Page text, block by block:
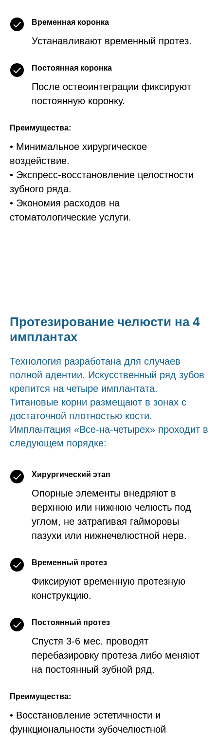
Временная коронка
Устанавливают временный протез.
Постоянная коронка
После остеоинтеграции фиксируют
постоянную коронку.
Преимущества:
• Минимальное хирургическое
воздействие.
• Экспресс-восстановление целостности
зубного ряда.
• Экономия расходов на
стоматологические услуги.
Протезирование челюсти на 4
имплантах
Технология разработана для случаев
полной адентии. Искусственный ряд зубов
крепится на четыре имплантата.
Титановые корни размещают в зонах с
достаточной плотностью кости.
Имплантация «Все-на-четырех» проходит в
следующем порядке:
Хирургический этап
Опорные элементы внедряют в
верхнюю или нижнюю челюсть под
углом, не затрагивая гайморовы
пазухи или нижнечелюстной нерв.
Временный протез
Фиксируют временную протезную
конструкцию.
Постоянный протез
Спустя 3-6 мес. проводят
перебазировку протеза либо меняют
на постоянный зубной ряд.
Преимущества:
• Восстановление эстетичности и
функциональности зубочелюстной